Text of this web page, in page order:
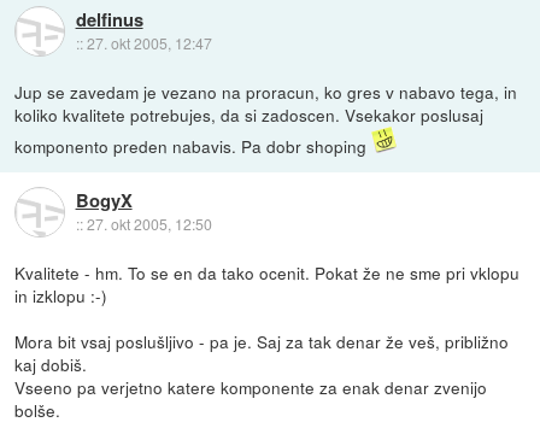
delfinus
::27. okt 2005, 12:47
Jup se zavedam je vezano na proracun, ko gres v nabavo tega, in
koliko kvalitete potrebujes, da si zadoscen. Vsekakor poslusaj
komponento preden nabavis. Pa dobr shoping
BogyX
::27. okt 2005, 12:50
Kvalitete - hm. To se en da tako ocenit. Pokat že ne sme pri vklopu
in izklopu :-)
Mora bit vsaj poslušljivo - pa je. Saj za tak denar že veš, približno
kaj dobiš.
Vseeno pa verjetno katere komponente za enak denar zvenijo
bolše.